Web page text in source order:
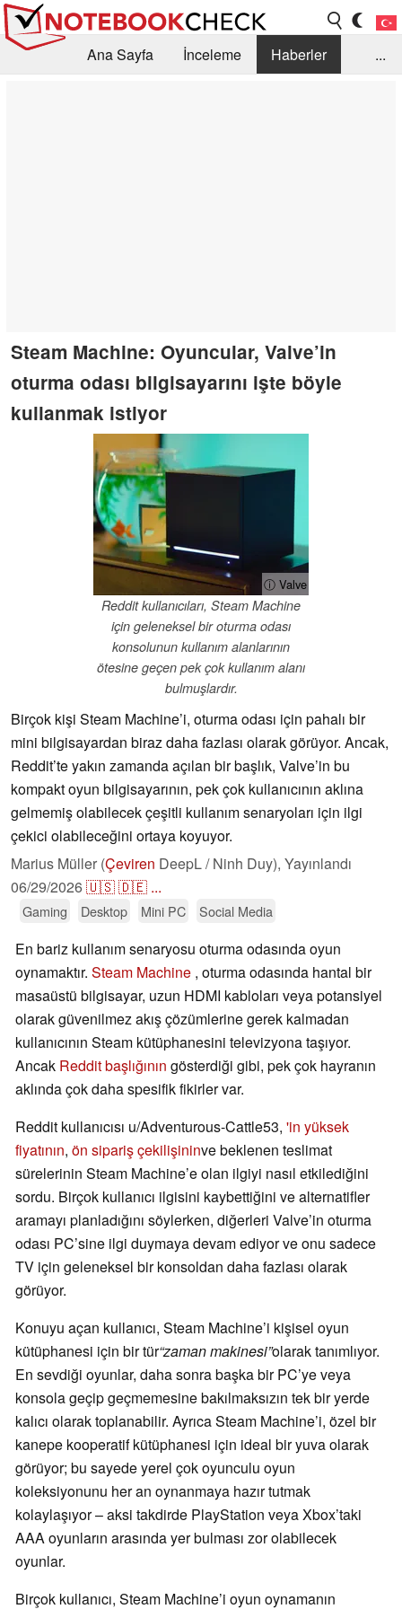
Ana Sayfa İnceleme
Haberler
...
Steam Machine: Oyuncular, Valve’in
oturma odası bilgisayarını işte böyle
kullanmak istiyor
ⓘ Valve
Reddit kullanıcıları, Steam Machine
için geleneksel bir oturma odası
konsolunun kullanım alanlarının
ötesine geçen pek çok kullanım alanı
bulmuşlardır.
Birçok kişi Steam Machine’i, oturma odası için pahalı bir
mini bilgisayardan biraz daha fazlası olarak görüyor. Ancak,
Reddit’te yakın zamanda açılan bir başlık, Valve’in bu
kompakt oyun bilgisayarının, pek çok kullanıcının aklına
gelmemiş olabilecek çeşitli kullanım senaryoları için ilgi
çekici olabileceğini ortaya koyuyor.
Marius Müller (Çeviren DeepL / Ninh Duy), Yayınlandı
06/29/2026🇺🇸🇩🇪 ...
Gaming Desktop Mini PC Social Media
En bariz kullanım senaryosu oturma odasında oyun
oynamaktır. Steam Machine , oturma odasında hantal bir
masaüstü bilgisayar, uzun HDMI kabloları veya potansiyel
olarak güvenilmez akış çözümlerine gerek kalmadan
kullanıcının Steam kütüphanesini televizyona taşıyor.
Ancak Reddit başlığının gösterdiği gibi, pek çok hayranın
aklında çok daha spesifik fikirler var.
Reddit kullanıcısı u/Adventurous-Cattle53, 'in yüksek
fiyatının, ön sipariş çekilişininve beklenen teslimat
sürelerinin Steam Machine’e olan ilgiyi nasıl etkilediğini
sordu. Birçok kullanıcı ilgisini kaybettiğini ve alternatifler
aramayı planladığını söylerken, diğerleri Valve’in oturma
odası PC’sine ilgi duymaya devam ediyor ve onu sadece
TV için geleneksel bir konsoldan daha fazlası olarak
görüyor.
Konuyu açan kullanıcı, Steam Machine’i kişisel oyun
kütüphanesi için bir tür“zaman makinesi”olarak tanımlıyor.
En sevdiği oyunlar, daha sonra başka bir PC’ye veya
konsola geçip geçmemesine bakılmaksızın tek bir yerde
kalıcı olarak toplanabilir. Ayrıca Steam Machine’i, özel bir
kanepe kooperatif kütüphanesi için ideal bir yuva olarak
görüyor; bu sayede yerel çok oyunculu oyun
koleksiyonunu her an oynanmaya hazır tutmak
kolaylaşıyor – aksi takdirde PlayStation veya Xbox’taki
AAA oyunların arasında yer bulması zor olabilecek
oyunlar.
Birçok kullanıcı, Steam Machine’i oyun oynamanın